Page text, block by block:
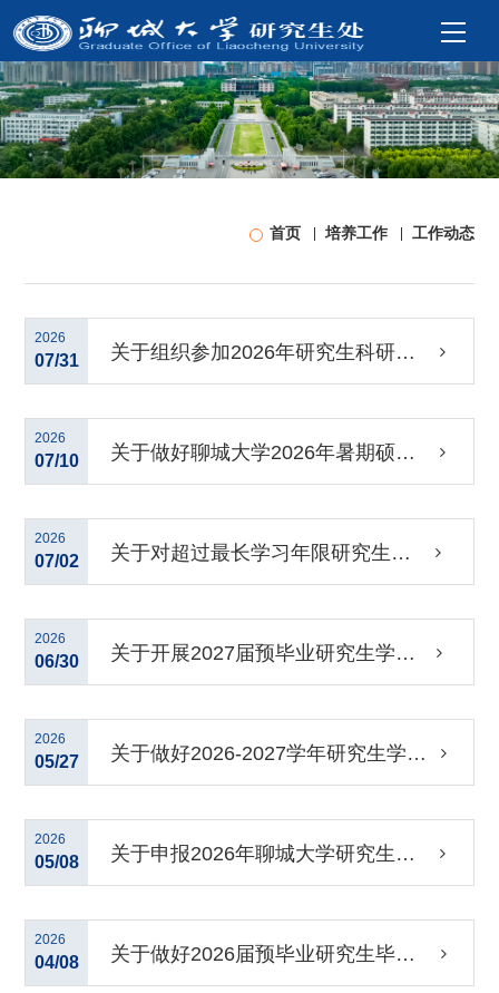
首页 培养工作 工作动态
2026
07/31 关于组织参加2026年研究生科研素
养提升系列公益讲座的通知
2026
07/10 关于做好聊城大学2026年暑期硕师
计划研究生授课工作的通知
2026
07/02 关于对超过最长学习年限研究生作
退学处理的公示
2026
06/30 关于开展2027届预毕业研究生学业
预警工作的通知
2026
05/27 关于做好2026-2027学年研究生学位
公共英语课程免修申请工作的通知
2026
05/08 关于申报2026年聊城大学研究生导
师指导能力提升项目的通知
2026
04/08 关于做好2026届预毕业研究生毕业